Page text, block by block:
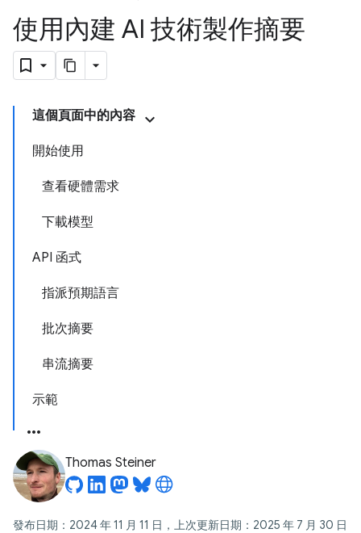
使用內建 AI 技術製作摘要
這個頁面中的內容
開始使用
查看硬體需求
下載模型
API 函式
指派預期語言
批次摘要
串流摘要
示範
Thomas Steiner
發布日期：2024 年 11 月 11 日，上次更新日期：2025 年 7 月 30 日